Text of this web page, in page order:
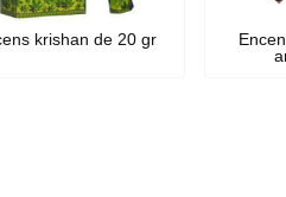
krishan de 20 gr